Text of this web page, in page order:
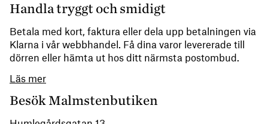
Handla tryggt och smidigt
Betala med kort, faktura eller dela upp betalningen via
Klarna i vår webbhandel. Få dina varor levererade till
dörren eller hämta ut hos ditt närmsta postombud.
Läs mer
Besök Malmstenbutiken